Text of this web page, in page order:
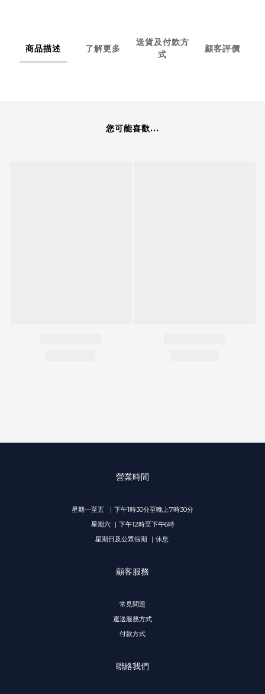
商品描述 了解更多
送貨及付款方
式
顧客評價
您可能喜歡...
營業時間
星期一至五 ｜下午1時30分至晚上7時30分
星期六 ｜下午12時至下午6時
星期日及公眾假期 ｜休息
顧客服務
常見問題
運送服務方式
付款方式
聯絡我們